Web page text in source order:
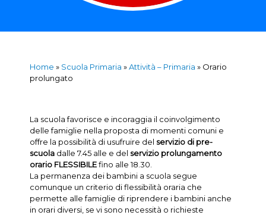
Home » Scuola Primaria »Attività – Primaria » Orario
prolungato
La scuola favorisce e incoraggia il coinvolgimento
delle famiglie nella proposta di momenti comuni e
offre la possibilità di usufruire del servizio di pre-
scuoladalle 7.45 alle e del servizio prolungamento
orario FLESSIBILEfino alle 18.30.
La permanenza dei bambini a scuola segue
comunque un criterio di flessibilità oraria che
permette alle famiglie di riprendere i bambini anche
in orari diversi, se vi sono necessità o richieste